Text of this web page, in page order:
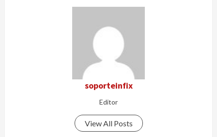
soporteinfix
Editor
View All Posts